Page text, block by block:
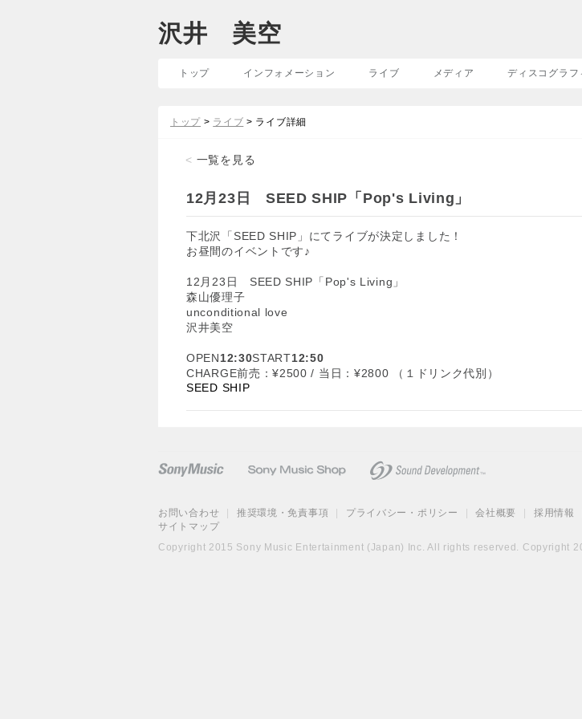
沢井 美空
トップ インフォメーション ライブ メディア ディスコグラフ
トップ > ライブ > ライブ詳細
< 一覧を見る
12月23日 SEED SHIP「Pop's Living」
下北沢「SEED SHIP」にてライブが決定しました！
お昼間のイベントです♪
12月23日 SEED SHIP「Pop's Living」
森山優理子
unconditional love
沢井美空
OPEN12:30START12:50
CHARGE前売：¥2500 / 当日：¥2800 （１ドリンク代別）
SEED SHIP
お問い合わせ 推奨環境・免責事項 プライバシー・ポリシー 会社概要 採用情報
サイトマップ
Copyright 2015 Sony Music Entertainment (Japan) Inc. All rights reserved. Copyright